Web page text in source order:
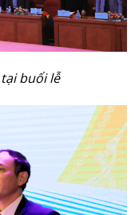
buổi lễ